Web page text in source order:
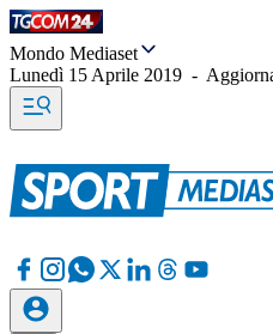
Mondo Mediaset
Lunedì 15 Aprile 2019 -